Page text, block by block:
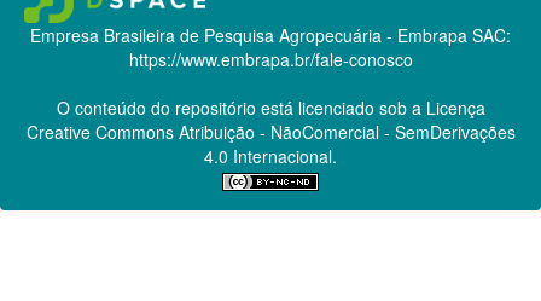
Empresa Brasileira de Pesquisa Agropecuária - Embrapa SAC:
https://www.embrapa.br/fale-conosco
O conteúdo do repositório está licenciado sob a Licença
Creative CommonsAtribuição - NãoComercial - SemDerivações
4.0 Internacional.